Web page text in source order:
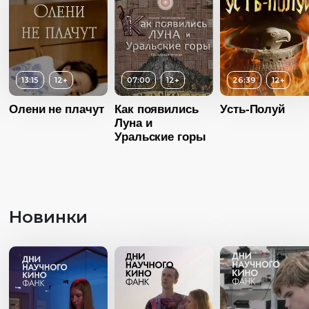
Страна
Язык Русский
Язык Русский
13:15 12+
Олени не плачут
07:00 12+
Как появились
Луна и
Уральские горы
26:39 12+
Усть-Полуй
Длительность
26:06
Год
Новинки